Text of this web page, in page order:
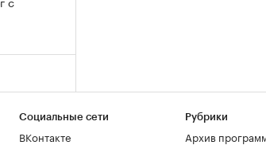
Социальные сети
ВКонтакте
Рубрики
Архив